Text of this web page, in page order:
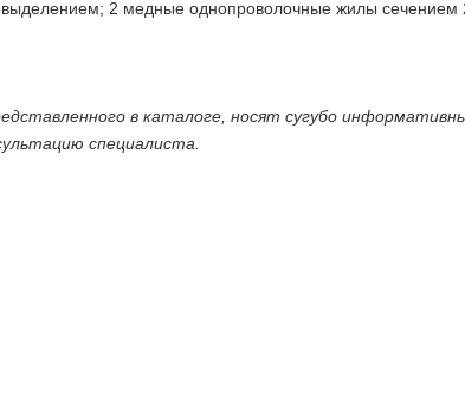
2 медные однопроволочные жилы сечением
в каталоге, носят сугубо
специалиста.